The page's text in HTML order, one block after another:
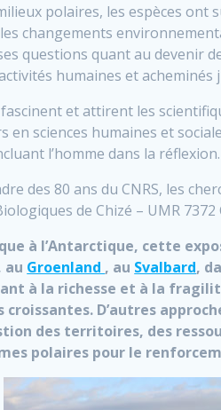
polaires, les espèces ont
changements
questions quant au devenir
humaines et
et attirent les
en sciences humaines et
l’homme dans la réflexion.
des 80 ans du CNRS, les
de Chizé – UMR
à l’Antarctique, cette
au Groenland , au Svalbard,
à la richesse et à la
croissantes. D’autres
des territoires, des
polaires pour le